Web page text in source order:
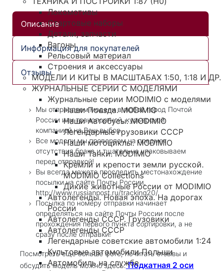
Локомотивы
Стартовые наборы
Детали, запчасти
Вагоны
Рельсовый материал
Строения и аксессуары
МОДЕЛИ И КИТЫ В МАСШТАБАХ 1:50, 1:18 И ДР.
ЖУРНАЛЬНЫЕ СЕРИИ С МОДЕЛЯМИ
Журнальные серии MODIMIO с моделями
Наши Поезда. MODIMIO
Наши Автобусы. MODIMIO
Легендарные грузовики СССР
Наши мотоциклы. MODIMIO
Наши Танки. MODIMIO
Кремли и крепости земли русской.
MODIMIO Collections
Дикие животные России от MODIMIO
Автолегенды. Новая эпоха. На дорогах
России
Автолегенды СССР. Грузовики
Автолегенды СССР
Легендарные советские автомобили 1:24
Культовые автомобили Польши
Автомобиль на службе
Описание
Информация для покупателей
Отзывы
Мы отправляем модели в любой город Почтой
России или транспортной, курьерской
компанией на Ваш выбор.
Все модели мы проверяем на предмет
отсутствия брака и тщательно упаковываем
перед отправкой!
Вы всегда можете проследить местонахождение
посылки на сайте Почты России,
http://www.russianpost.ru/tracking20/
Посылка по номеру отправки начинает
определяться на сайте Почты России после
прохождения первого пункта сортировки, а не
сразу после отправки!
Посмотреть еще больше фото, почитать отзывы и
обсудить модель можно здесь:Подкатная 2 оси